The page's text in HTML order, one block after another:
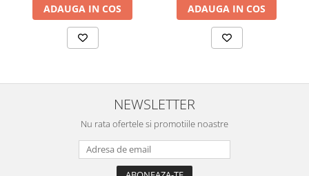
ADAUGA IN COS ADAUGA IN COS
NEWSLETTER
Nu rata ofertele si promotiile noastre